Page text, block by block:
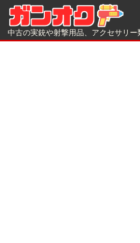
中古の実銃や射撃用品、アクセサリー